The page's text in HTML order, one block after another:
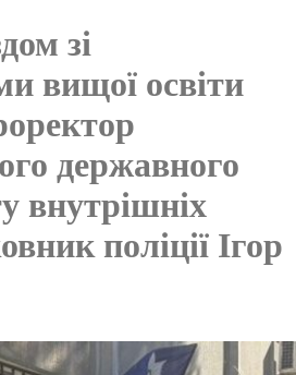
зі
вищої освіти
державного
внутрішніх
поліції Ігор